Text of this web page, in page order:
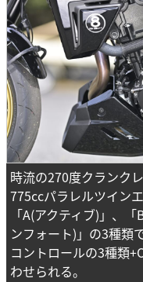
時流の270度クランク
775ccパラレルツイン
「A(アクティブ)」、
ンフォート)」の3種類
コントロールの3種類
わせられる。